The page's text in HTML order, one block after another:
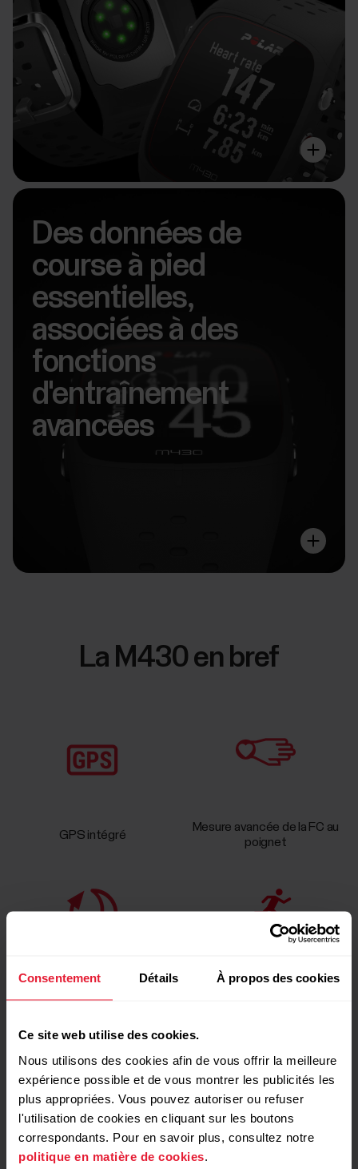
Consentement Détails À propos des cookies
Ce site web utilise des cookies.
Nous utilisons des cookies afin de vous offrir la meilleure
expérience possible et de vous montrer les publicités les
plus appropriées. Vous pouvez autoriser ou refuser
l'utilisation de cookies en cliquant sur les boutons
correspondants. Pour en savoir plus, consultez notre
politique en matière de cookies
Des données de
course à pied
essentielles,
associées à des
fonctions
d'entraînement
avancées
La M430 en bref
GPS intégré
Mesure avancée de la FC au
poignet
l'activité
Running Index et Programme
Test fitness Polar